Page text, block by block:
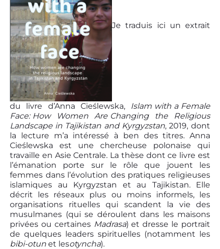
Je traduis ici un extrait
du livre d’Anna Cieślewska,Islam with a Female
Face: How Women Are Changing the Religious
Landscape in Tajikistan and Kyrgyzstan, 2019, dont
la lecture m’a intéressé à ben des titres. Anna
Cieślewska est une chercheuse polonaise qui
travaille en Asie Centrale. La thèse dont ce livre est
l’émanation porte sur le rôle que jouent les
femmes dans l’évolution des pratiques religieuses
islamiques au Kyrgyzstan et au Tajikistan. Elle
décrit les réseaux plus ou moins informels, les
organisations rituelles qui scandent la vie des
musulmanes (qui se déroulent dans les maisons
privées ou certaines Madrasa) et dresse le portrait
de quelques leaders spirituelles (notamment les
bibi-otun et lesotyncha).